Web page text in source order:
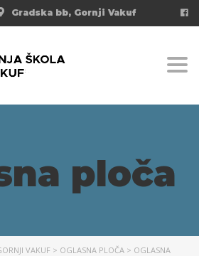
Gradska bb, Gornji Vakuf
ploča
VAKUF > OGLASNA PLOČA > OGLASNA